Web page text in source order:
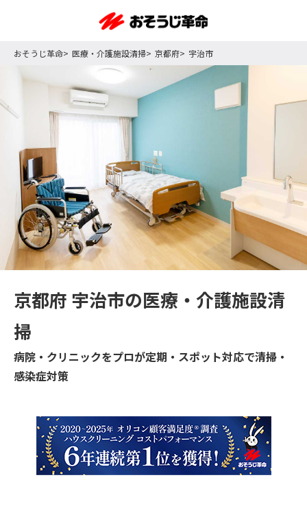
おそうじ革命 医療・介護施設清掃 京都府 宇治市
京都府 宇治市の医療・介護施設清
掃
病院・クリニックをプロが定期・スポット対応で清掃・
感染症対策